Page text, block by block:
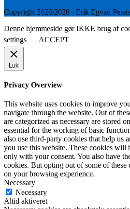
Copyright 2020/2028 - Erik Egvad
Denne hjemmeside gør IKKE brug af
settings
ACCEPT
Luk
Privacy Overview
This website uses cookies to improve
navigate through the website. Out of
are categorized as necessary are stored
essential for the working of basic
also use third-party cookies that help us
you use this website. These cookies will
only with your consent. You also have
cookies. But opting out of some of these
on your browsing experience.
Necessary
Necessary
Altid aktiveret